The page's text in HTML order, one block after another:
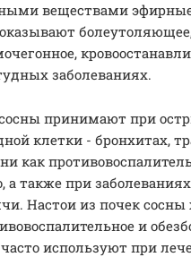
веществами
заболеваниях.
принимают при
клетки - бронхитах,
как
а также при
Настои из почек
и
используют при